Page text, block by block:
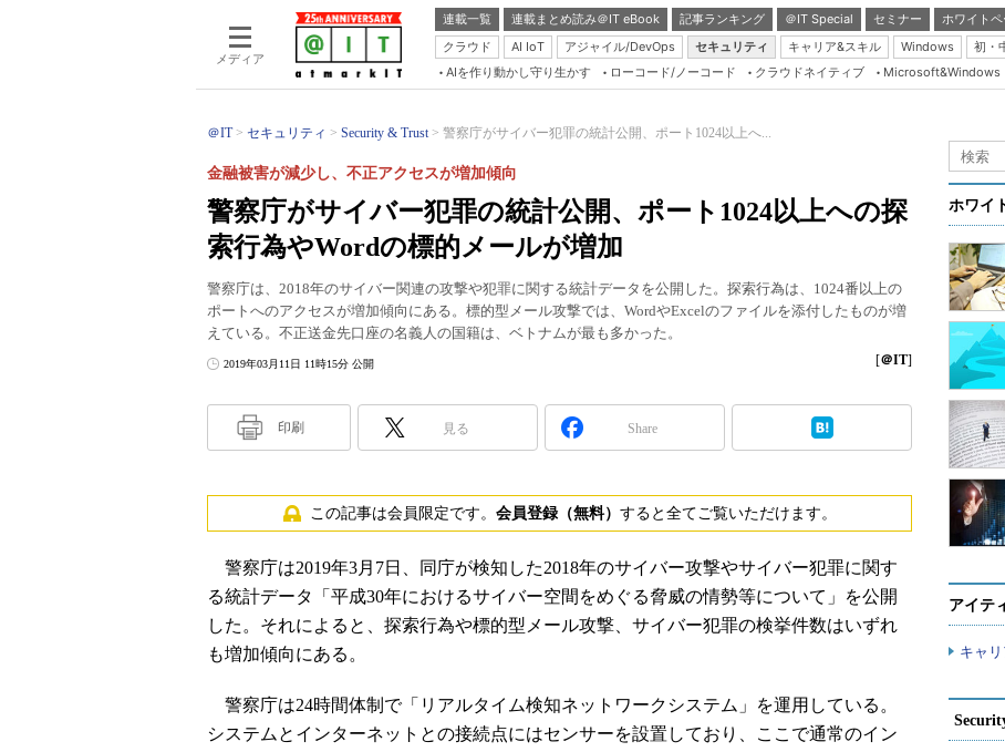
メディア
連載一覧 連載まとめ読み＠IT eBook 記事ランキング ＠IT Special セミナー
ホワイト
クラウド
AI IoT アジャイル/DevOps セキュリティ キャリア&スキル Windows 初・
Server & Storage
Java Agile
Database Expert
Linux ＆ OSS
Master of IP Network
Security & Trust
Test & Tools
AIを作り動かし守り生かす ローコード/ノーコード クラウドネイティブ Microsoft&Windows
＠IT セキュリティ Security & Trust 警察庁がサイバー犯罪の統計公開、ポート1024以上へ...
警察庁がサイバー犯罪の統計公開、ポート1024以上への探
索行為やWordの標的メールが増加
金融被害が減少し、不正アクセスが増加傾向
警察庁は、2018年のサイバー関連の攻撃や犯罪に関する統計データを公開した。探索行為は、1024番以上の
ポートへのアクセスが増加傾向にある。標的型メール攻撃では、WordやExcelのファイルを添付したものが増
えている。不正送金先口座の名義人の国籍は、ベトナムが最も多かった。
2019年03月11日 11時15分 公開 [＠IT]
印刷 見る Share
この記事は会員限定です。 会員登録（無料） すると全てご覧いただけます。
警察庁は2019年3月7日、同庁が検知した2018年のサイバー攻撃やサイバー犯罪に関す
る統計データ「平成30年におけるサイバー空間をめぐる脅威の情勢等について」を公開
した。それによると、探索行為や標的型メール攻撃、サイバー犯罪の検挙件数はいずれ
も増加傾向にある。
警察庁は24時間体制で「リアルタイム検知ネットワークシステム」を運用している。
システムとインターネットとの接続点にはセンサーを設置しており、ここで通常のイン
ホワイ
アイテ
キャ